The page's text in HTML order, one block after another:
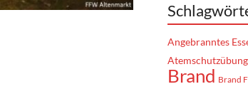
Angebranntes
Atemschutzübung
Brand Brand